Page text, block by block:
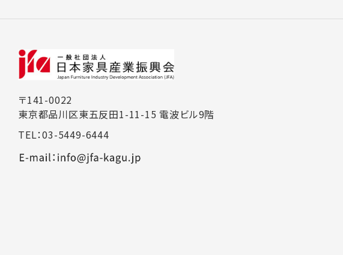
〒141-0022
東京都品川区東五反田1-11-15 電波ビル9階
TEL：03-5449-6444